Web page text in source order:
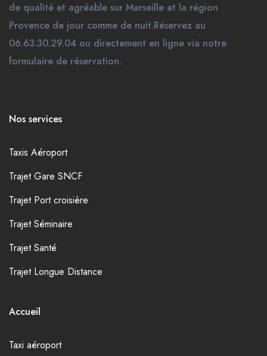
de qualité et agréable sur Marseille et la région
Provence de jour comme de nuit.Réservez au
06.63.30.29.04 ou directement en ligne via notre
formulaire de réservation.
Nos services
Taxis Aéroport
Trajet Gare SNCF
Trajet Port croisière
Trajet Séminaire
Trajet Santé
Trajet Longue Distance
Accueil
Taxi aéroport